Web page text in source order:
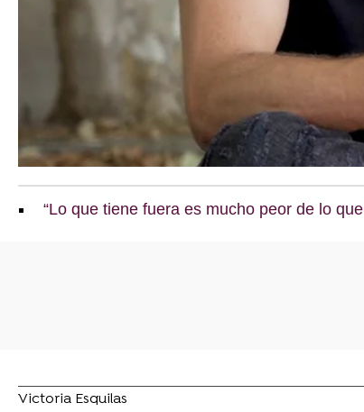
“Lo que tiene fuera es mucho peor de lo
Victoria Esquilas